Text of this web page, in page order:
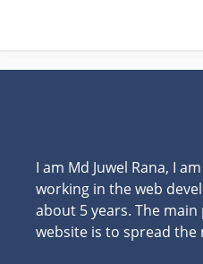
I am Md Juwel Rana, I
working in the web
about 5 years. The
website is to spread the